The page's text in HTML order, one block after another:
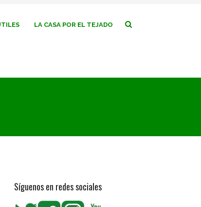
LA CASA POR EL TEJADO
Síguenos en redes sociales